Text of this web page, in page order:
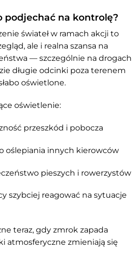
podjechać na kontrolę?
świateł w ramach akcji to
ale i realna szansa na
— szczególnie na drogach
długie odcinki poza terenem
oświetlone.
oświetlenie:
przeszkód i pobocza
oślepiania innych kierowców
pieszych i rowerzystów
szybciej reagować na sytuacje
teraz, gdy zmrok zapada
atmosferyczne zmieniają się